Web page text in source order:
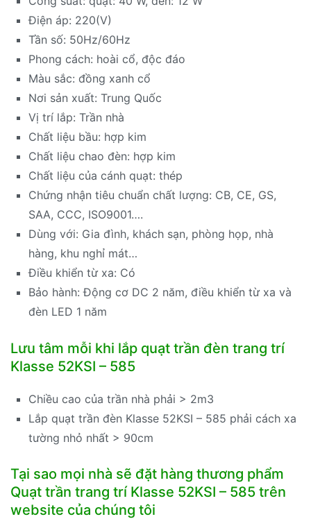
Điện áp: 220(V)
Tần số: 50Hz/60Hz
Phong cách: hoài cổ, độc đáo
Màu sắc: đồng xanh cổ
Nơi sản xuất: Trung Quốc
Vị trí lắp: Trần nhà
Chất liệu bầu: hợp kim
Chất liệu chao đèn: hợp kim
Chất liệu của cánh quạt: thép
Chứng nhận tiêu chuẩn chất lượng: CB, CE, GS,
SAA, CCC, ISO9001….
Dùng với: Gia đình, khách sạn, phòng họp, nhà
hàng, khu nghỉ mát…
Điều khiển từ xa: Có
Bảo hành: Động cơ DC 2 năm, điều khiển từ xa và
đèn LED 1 năm
Lưu tâm mỗi khi lắp quạt trần đèn trang trí
Klasse 52KSI – 585
Chiều cao của trần nhà phải > 2m3
Lắp quạt trần đèn Klasse 52KSI – 585 phải cách xa
tường nhỏ nhất > 90cm
Tại sao mọi nhà sẽ đặt hàng thương phẩm
Quạt trần trang trí Klasse 52KSI – 585 trên
website của chúng tôi